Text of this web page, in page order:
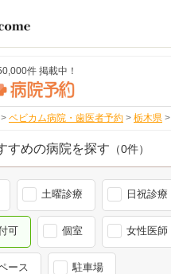
件 掲載中！
> ベビカム病院・歯医者予約 > 栃木県 >
すめの病院を探す （0件）
土曜診療 日祝診療
可 個室 女性医師
ース 駐車場